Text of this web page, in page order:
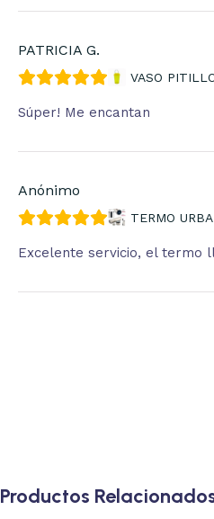
PATRICIA G.
VASO
Súper! Me encantan
Anónimo
TERMO
Excelente servicio, el termo
Productos